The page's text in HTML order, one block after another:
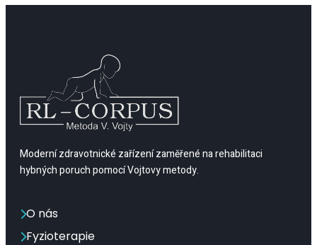
Moderní zdravotnické zařízení zaměřené na rehabilitaci
hybných poruch pomocí Vojtovy metody.
O nás
Fyzioterapie